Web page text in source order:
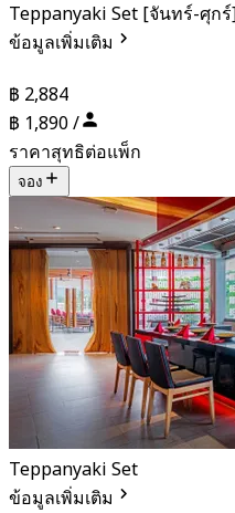
Teppanyaki Set [จันทร์-ศุก
ข้อมูลเพิ่มเติม
฿ 2,884
฿ 1,890 /
ราคาสุทธิต่อแพ็ก
จอง
Teppanyaki Set
ข้อมูลเพิ่มเติม